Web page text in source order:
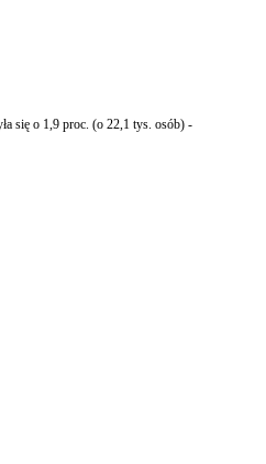
się o 1,9 proc. (o 22,1 tys. osób) -